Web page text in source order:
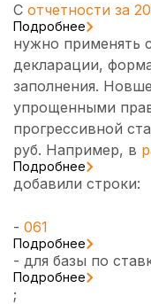
С отчетности за
Подробнее
нужно применять
декларации,
заполнения.
упрощенными
прогрессивной
руб. Например, в
Подробнее
добавили строки:
- 061
Подробнее
- для базы по
Подробнее
;